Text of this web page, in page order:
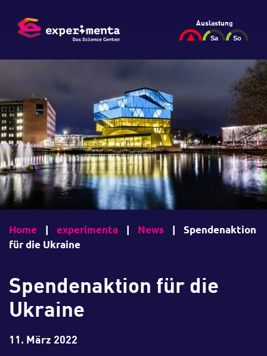
Auslastung
Home | experimenta | News |
Spendenaktion
für die Ukraine
Spendenaktion für die
Ukraine
11. März 2022